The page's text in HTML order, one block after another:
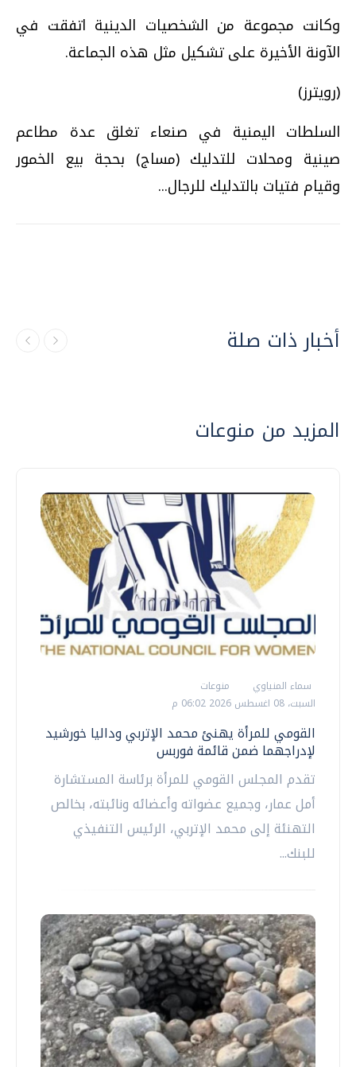
وكانت مجموعة من الشخصيات الدينية اتفقت في
الآونة الأخيرة على تشكيل مثل هذه الجماعة.
(رويترز)
السلطات اليمنية في صنعاء تغلق عدة مطاعم
صينية ومحلات للتدليك (مساج) بحجة بيع الخمور
وقيام فتيات بالتدليك للرجال...
أخبار ذات صلة
المزيد من منوعات
سماء المنياوي
منوعات
السبت، 08 اغسطس 2026 06:02 م
القومي للمرأة يهنئ محمد الإتربي وداليا خورشيد
لإدراجهما ضمن قائمة فوربس
تقدم المجلس القومي للمرأة برئاسة المستشارة
أمل عمار، وجميع عضواته وأعضائه ونائبته، بخالص
التهنئة إلى محمد الإتربي، الرئيس التنفيذي
للبنك...